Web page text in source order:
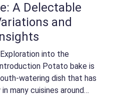
A Delectable
and
into the
Potato bake is
watering dish that has
many cuisines around